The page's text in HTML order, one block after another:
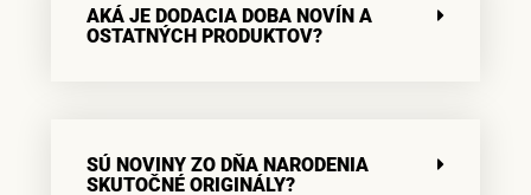
AKÁ JE DODACIA DOBA NOVÍN A
OSTATNÝCH PRODUKTOV?
SÚ NOVINY ZO DŇA NARODENIA
SKUTOČNÉ ORIGINÁLY?